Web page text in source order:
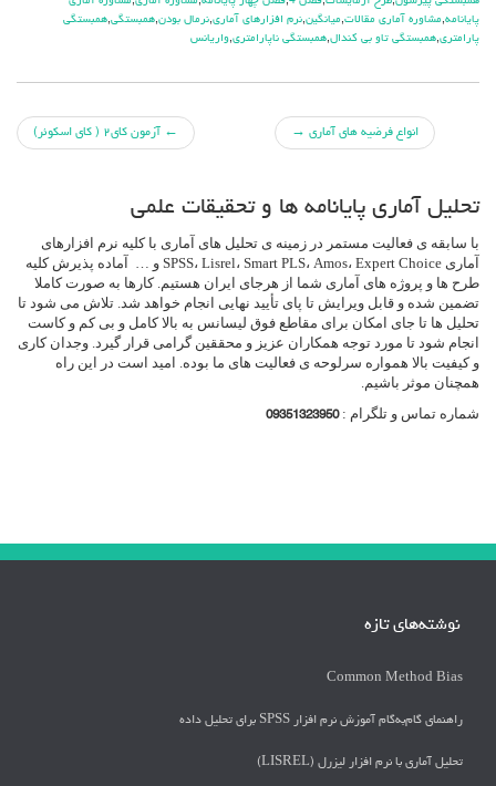
پايانامه,مشاوره آماري مقالات,ميانگين,نرم افزارهاي آماري,نرمال بودن,همبستگي,همبستگي
پارامتري,همبستگي تاو بي کندال,همبستگي ناپارامتري,واريانس
جهت
پست
ها
← آزمون کای۲ ( کای اسکوئر) انواع فرضیه های آماری →
تحلیل آماری پایانامه ها و تحقیقات علمی
با سابقه ی فعالیت مستمر در زمینه ی تحلیل های آماری با کلیه نرم افزارهای
آماری SPSS، Lisrel، Smart PLS، Amos، Expert Choice و … آماده پذیرش کلیه
طرح ها و پروژه های آماری شما از هرجای ایران هستیم. کارها به صورت کاملا
تضمین شده و قابل ویرایش تا پای تأیید نهایی انجام خواهد شد. تلاش می شود تا
تحلیل ها تا جای امکان برای مقاطع فوق لیسانس به بالا کامل و بی کم و کاست
انجام شود تا مورد توجه همکاران عزیز و محققین گرامی قرار گیرد. وجدان کاری
و کیفیت بالا همواره سرلوحه ی فعالیت های ما بوده. امید است در این راه
همچنان موثر باشیم.
شماره تماس و تلگرام :09351323950
نوشته‌های تازه
Common Method Bias
راهنمای گام‌به‌گام آموزش نرم افزار SPSS برای تحلیل داده
تحلیل آماری با نرم افزار لیزرل (LISREL)